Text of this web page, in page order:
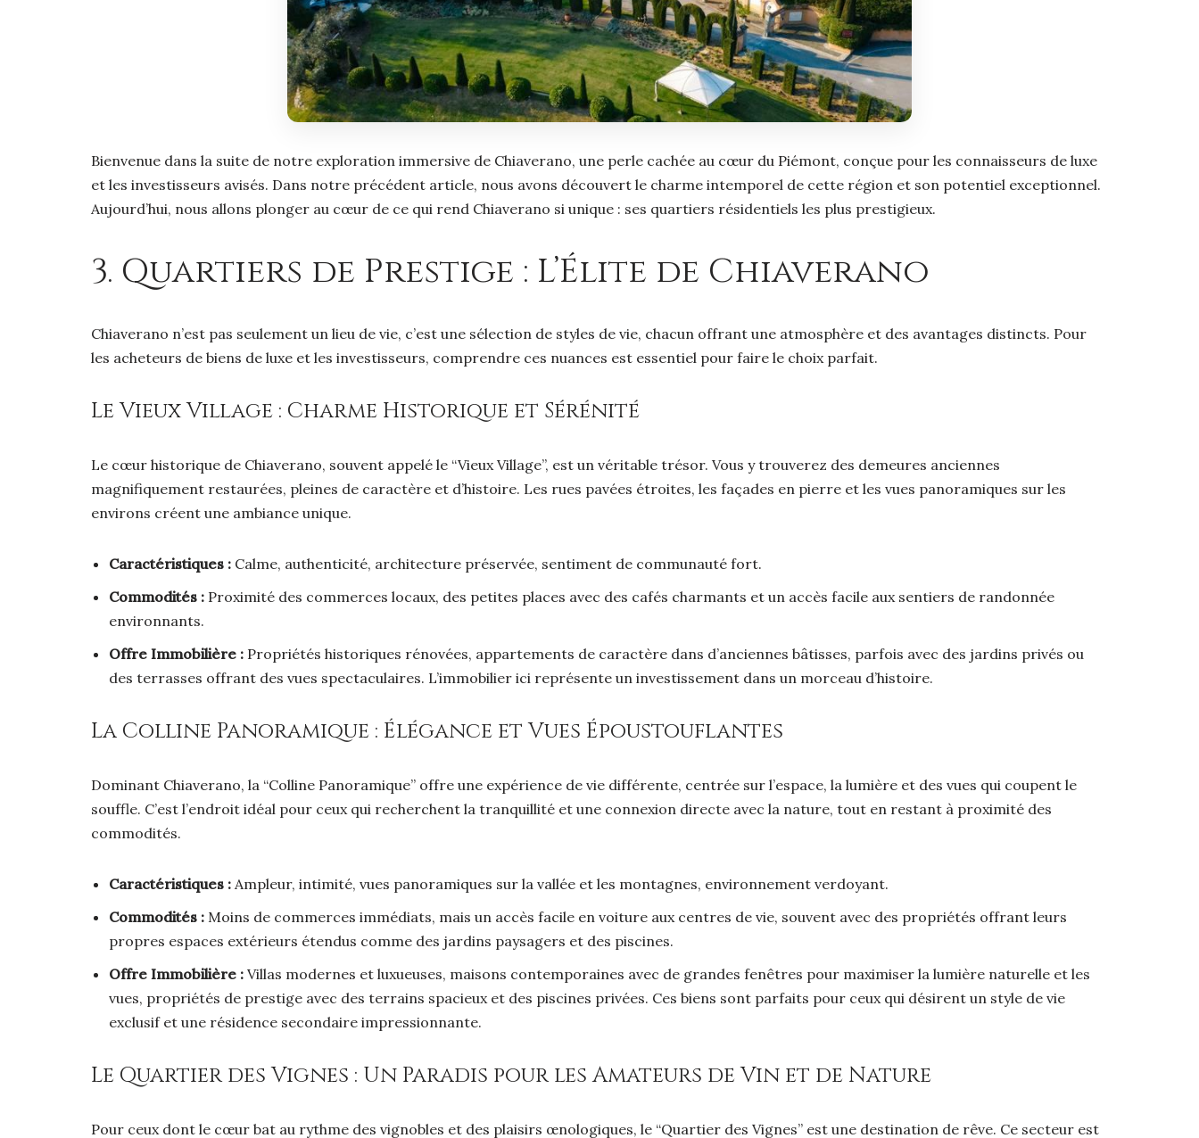
Bienvenue dans la suite de notre exploration immersive de Chiaverano, une perle cachée au cœur du Piémont, conçue pour les connaisseurs de luxe
et les investisseurs avisés. Dans notre précédent article, nous avons découvert le charme intemporel de cette région et son potentiel exceptionnel.
Aujourd’hui, nous allons plonger au cœur de ce qui rend Chiaverano si unique : ses quartiers résidentiels les plus prestigieux.
3. Quartiers de Prestige : L’Élite de Chiaverano
Chiaverano n’est pas seulement un lieu de vie, c’est une sélection de styles de vie, chacun offrant une atmosphère et des avantages distincts. Pour
les acheteurs de biens de luxe et les investisseurs, comprendre ces nuances est essentiel pour faire le choix parfait.
Le Vieux Village : Charme Historique et Sérénité
Le cœur historique de Chiaverano, souvent appelé le “Vieux Village”, est un véritable trésor. Vous y trouverez des demeures anciennes
magnifiquement restaurées, pleines de caractère et d’histoire. Les rues pavées étroites, les façades en pierre et les vues panoramiques sur les
environs créent une ambiance unique.
Caractéristiques : Calme, authenticité, architecture préservée, sentiment de communauté fort.
Commodités : Proximité des commerces locaux, des petites places avec des cafés charmants et un accès facile aux sentiers de randonnée
environnants.
Offre Immobilière : Propriétés historiques rénovées, appartements de caractère dans d’anciennes bâtisses, parfois avec des jardins privés ou
des terrasses offrant des vues spectaculaires. L’immobilier ici représente un investissement dans un morceau d’histoire.
La Colline Panoramique : Élégance et Vues Époustouflantes
Dominant Chiaverano, la “Colline Panoramique” offre une expérience de vie différente, centrée sur l’espace, la lumière et des vues qui coupent le
souffle. C’est l’endroit idéal pour ceux qui recherchent la tranquillité et une connexion directe avec la nature, tout en restant à proximité des
commodités.
Caractéristiques : Ampleur, intimité, vues panoramiques sur la vallée et les montagnes, environnement verdoyant.
Commodités : Moins de commerces immédiats, mais un accès facile en voiture aux centres de vie, souvent avec des propriétés offrant leurs
propres espaces extérieurs étendus comme des jardins paysagers et des piscines.
Offre Immobilière : Villas modernes et luxueuses, maisons contemporaines avec de grandes fenêtres pour maximiser la lumière naturelle et les
vues, propriétés de prestige avec des terrains spacieux et des piscines privées. Ces biens sont parfaits pour ceux qui désirent un style de vie
exclusif et une résidence secondaire impressionnante.
Le Quartier des Vignes : Un Paradis pour les Amateurs de Vin et de Nature
Pour ceux dont le cœur bat au rythme des vignobles et des plaisirs œnologiques, le “Quartier des Vignes” est une destination de rêve. Ce secteur est